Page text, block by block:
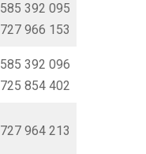
585 392 095
727 966 153
585 392 096
725 854 402
727 964 213